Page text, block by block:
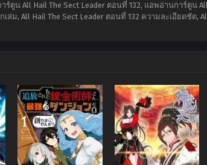
ร์ตูน All Hail The Sect Leader ตอนที่ 132, แอพอ่านการ์ตูน
ล่ม, All Hail The Sect Leader ตอนที่ 132 ความละเอียดชัด,